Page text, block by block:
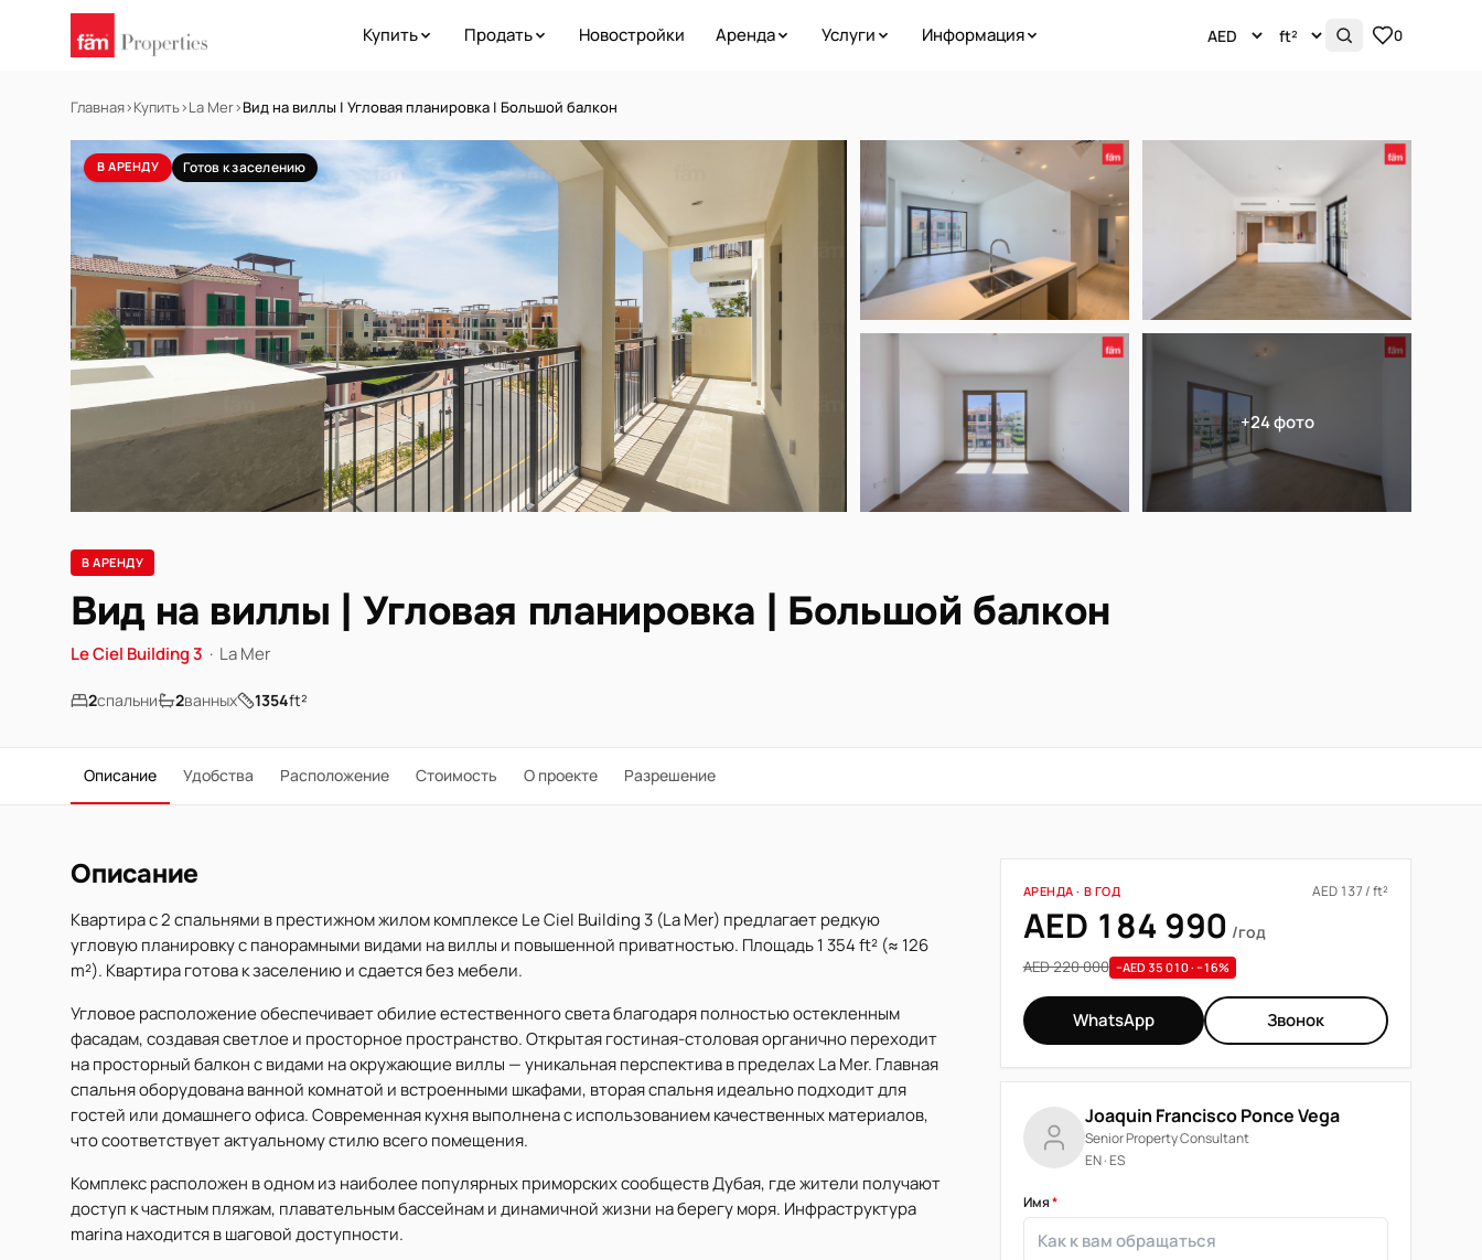
Купить Продать Новостройки Аренда Услуги Информация 0
Главная›Купить›La Mer›Вид на виллы | Угловая планировка | Большой балкон
В АРЕНДУ Готов к заселению
+24 фото
В АРЕНДУ
Вид на виллы | Угловая планировка | Большой балкон
Le Ciel Building 3 · La Mer
2спальни 2ванных 1354ft²
Описание Удобства Расположение Стоимость О проекте Разрешение
Описание
Квартира с 2 спальнями в престижном жилом комплексе Le Ciel Building 3 (La Mer) предлагает редкую
угловую планировку с панорамными видами на виллы и повышенной приватностью. Площадь 1 354 ft² (≈ 126
m²). Квартира готова к заселению и сдается без мебели.
Угловое расположение обеспечивает обилие естественного света благодаря полностью остекленным
фасадам, создавая светлое и просторное пространство. Открытая гостиная-столовая органично переходит
на просторный балкон с видами на окружающие виллы — уникальная перспектива в пределах La Mer. Главная
спальня оборудована ванной комнатой и встроенными шкафами, вторая спальня идеально подходит для
гостей или домашнего офиса. Современная кухня выполнена с использованием качественных материалов,
что соответствует актуальному стилю всего помещения.
Комплекс расположен в одном из наиболее популярных приморских сообществ Дубая, где жители получают
доступ к частным пляжам, плавательным бассейнам и динамичной жизни на берегу моря. Инфраструктура
marina находится в шаговой доступности.
АРЕНДА · В ГОД AED 137 / ft²
AED 184 990 /год
AED 220 000 −AED 35 010 · −16%
WhatsApp Звонок
Joaquin Francisco Ponce Vega
Senior Property Consultant
EN · ES
Имя*